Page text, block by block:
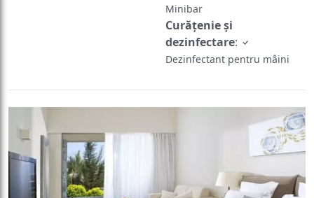
Minibar
Curățenie și
dezinfectare:
Dezinfectant pentru mâini